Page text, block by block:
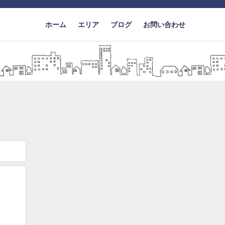
ホーム エリア ブログ お問い合わせ